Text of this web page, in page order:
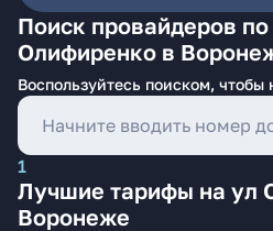
Поиск провайдеров
Олифиренко в
Воспользуйтесь поиском, чтобы
1
Лучшие тарифы на ул
Воронеже